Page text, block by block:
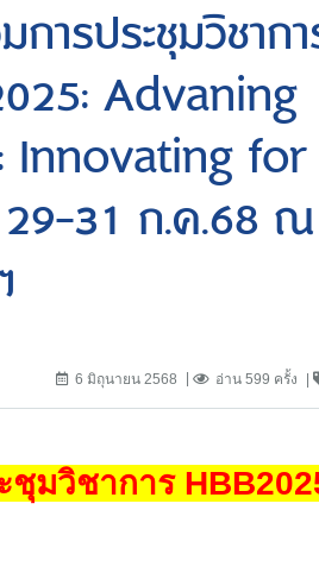
ารประชุมวิชาก
Advaning
for
31 ก.ค.68 ณ
6 มิถุนายน 2568 อ่าน 599 ครั้ง
ชุมวิชาการ